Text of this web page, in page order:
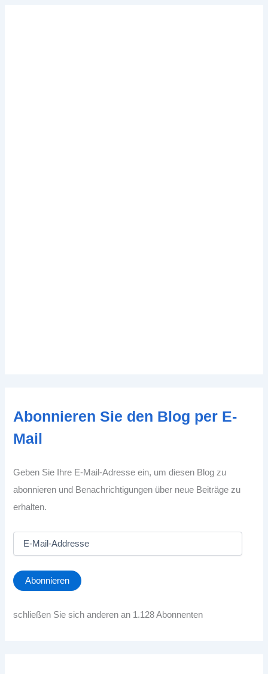
Abonnieren Sie den Blog per E-
Mail
Geben Sie Ihre E-Mail-Adresse ein, um diesen Blog zu
abonnieren und Benachrichtigungen über neue Beiträge zu
erhalten.
a
i
A
Abonnieren
schließen Sie sich anderen an 1.128 Abonnenten